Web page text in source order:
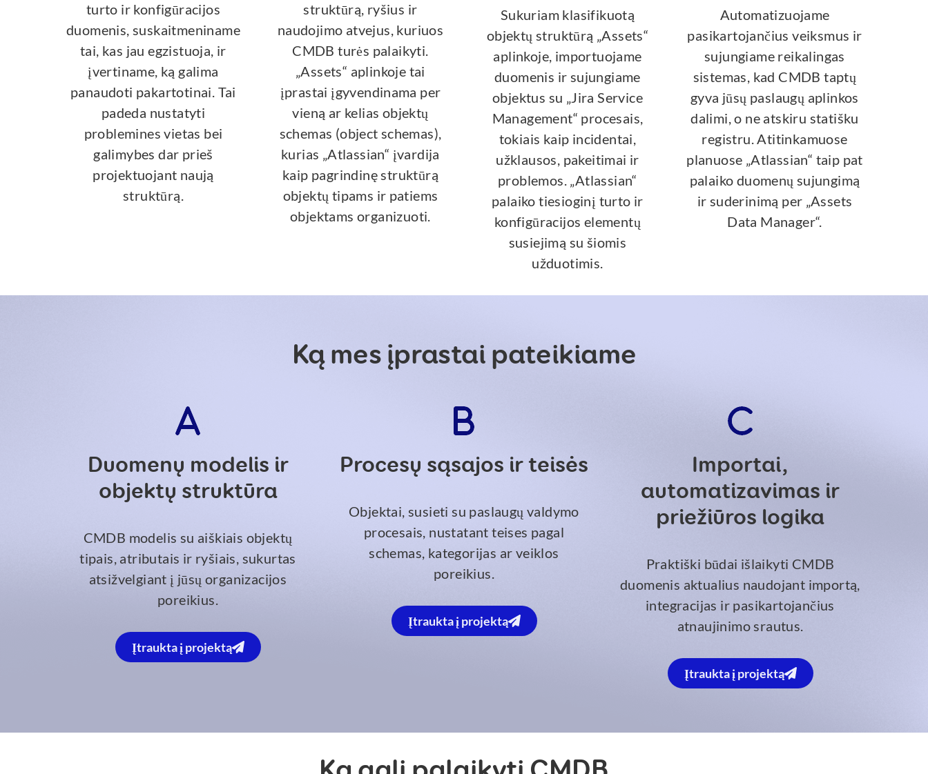
turto ir konfigūracijos
duomenis, suskaitmeniname
tai, kas jau egzistuoja, ir
įvertiname, ką galima
panaudoti pakartotinai. Tai
padeda nustatyti
problemines vietas bei
galimybes dar prieš
projektuojant naują
struktūrą.
struktūrą, ryšius ir
naudojimo atvejus, kuriuos
CMDB turės palaikyti.
„Assets“ aplinkoje tai
įprastai įgyvendinama per
vieną ar kelias objektų
schemas (object schemas),
kurias „Atlassian“ įvardija
kaip pagrindinę struktūrą
objektų tipams ir patiems
objektams organizuoti.
Sukuriam klasifikuotą
objektų struktūrą „Assets“
aplinkoje, importuojame
duomenis ir sujungiame
objektus su „Jira Service
Management“ procesais,
tokiais kaip incidentai,
užklausos, pakeitimai ir
problemos. „Atlassian“
palaiko tiesioginį turto ir
konfigūracijos elementų
susiejimą su šiomis
užduotimis.
Automatizuojame
pasikartojančius veiksmus ir
sujungiame reikalingas
sistemas, kad CMDB taptų
gyva jūsų paslaugų aplinkos
dalimi, o ne atskiru statišku
registru. Atitinkamuose
planuose „Atlassian“ taip pat
palaiko duomenų sujungimą
ir suderinimą per „Assets
Data Manager“.
Ką mes įprastai pateikiame
Duomenų modelis ir
objektų struktūra
CMDB modelis su aiškiais objektų
tipais, atributais ir ryšiais, sukurtas
atsižvelgiant į jūsų organizacijos
poreikius.
Įtraukta į projektą
Procesų sąsajos ir teisės
Objektai, susieti su paslaugų valdymo
procesais, nustatant teises pagal
schemas, kategorijas ar veiklos
poreikius.
Įtraukta į projektą
Importai,
automatizavimas ir
priežiūros logika
Praktiški būdai išlaikyti CMDB
duomenis aktualius naudojant importą,
integracijas ir pasikartojančius
atnaujinimo srautus.
Įtraukta į projektą